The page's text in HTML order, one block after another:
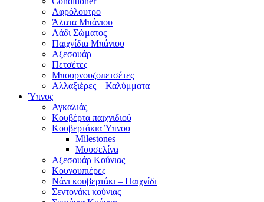
Αφρόλουτρο
Άλατα Μπάνιου
Λάδι Σώματος
Παιχνίδια Μπάνιου
Αξεσουάρ
Πετσέτες
Μπουρνουζοπετσέτες
Αλλαξιέρες – Καλύμματα
Ύπνος
Αγκαλιάς
Κουβέρτα παιχνιδιού
Κουβερτάκια Ύπνου
Milestones
Μουσελίνα
Αξεσουάρ Κούνιας
Κουνουπιέρες
Νάνι κουβερτάκι – Παιχνίδι
Σεντονάκι κούνιας